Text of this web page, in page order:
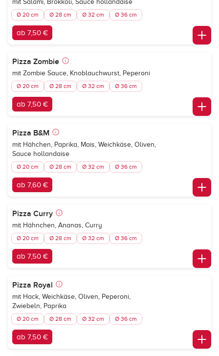
mit Salami, Brokkoli, Sauce hollandaise
Ø 20 cm Ø 28 cm Ø 32 cm Ø 36 cm
ab 7,50 €
Pizza Zombie
mit Zombie Sauce, Knoblauchwurst, Peperoni
Ø 20 cm Ø 28 cm Ø 32 cm Ø 36 cm
ab 7,50 €
Pizza B&M
mit Hähchen, Paprika, Mais, Weichkäse, Oliven,
Sauce hollandaise
Ø 20 cm Ø 28 cm Ø 32 cm Ø 36 cm
ab 7,60 €
Pizza Curry
mit Hähnchen, Ananas, Curry
Ø 20 cm Ø 28 cm Ø 32 cm Ø 36 cm
ab 7,50 €
Pizza Royal
mit Hack, Weichkäse, Oliven, Peperoni,
Zwiebeln, Paprika
Ø 20 cm Ø 28 cm Ø 32 cm Ø 36 cm
ab 7,50 €